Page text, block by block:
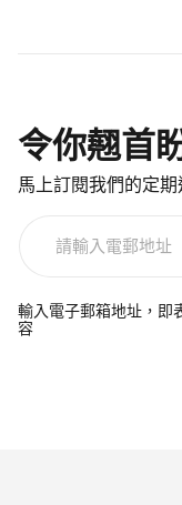
令你翹首
馬上訂閱我們的定
電
郵
輸入電子郵箱地址，即
容